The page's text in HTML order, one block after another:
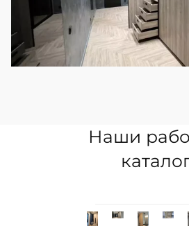
Наши